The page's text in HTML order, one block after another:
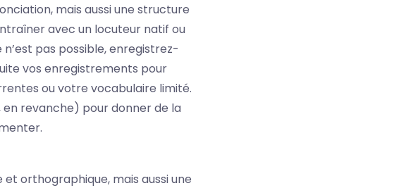
mais aussi une structure
avec un locuteur natif ou
pas possible, enregistrez-
vos enregistrements pour
ou votre vocabulaire limité.
en revanche) pour donner de la
orthographique, mais aussi une